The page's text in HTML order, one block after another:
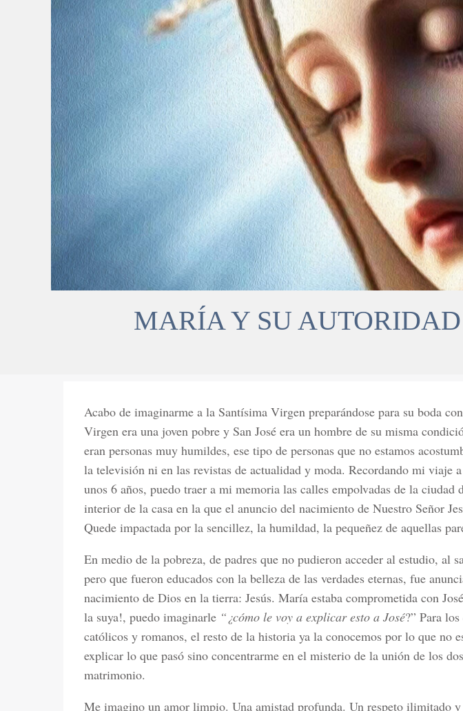
MARÍA Y SU
Acabo de imaginarme a la Santísima Virgen preparándose para su boda
Virgen era una joven pobre y San José era un hombre de su misma
eran personas muy humildes, ese tipo de personas que no estamos
la televisión ni en las revistas de actualidad y moda. Recordando mi viaje
unos 6 años, puedo traer a mi memoria las calles empolvadas de la ciudad
interior de la casa en la que el anuncio del nacimiento de Nuestro Señor
Quede impactada por la sencillez, la humildad, la pequeñez de aquellas
En medio de la pobreza, de padres que no pudieron acceder al estudio, al
pero que fueron educados con la belleza de las verdades eternas, fue
nacimiento de Dios en la tierra: Jesús. María estaba comprometida con
la suya!, puedo imaginarle “¿cómo le voy a explicar esto a José?” Para
católicos y romanos, el resto de la historia ya la conocemos por lo que no
explicar lo que pasó sino concentrarme en el misterio de la unión de los
matrimonio.
Me imagino un amor limpio. Una amistad profunda. Un respeto ilimitado